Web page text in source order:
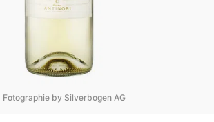
by Silverbogen AG